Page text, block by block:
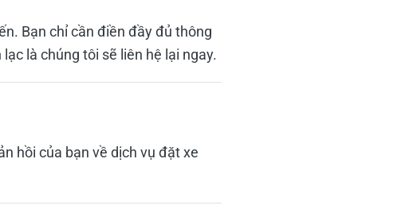
Bạn chỉ cần điền đầy đủ thông
là chúng tôi sẽ liên hệ lại ngay.
hồi của bạn về dịch vụ đặt xe